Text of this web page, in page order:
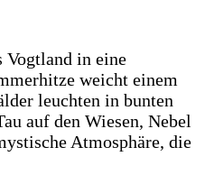
Vogtland in eine
weicht einem
leuchten in bunten
auf den Wiesen, Nebel
Atmosphäre, die